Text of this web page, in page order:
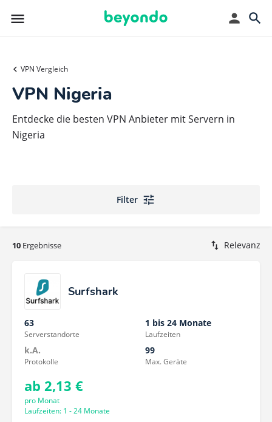
VPN Vergleich
VPN Nigeria
Entdecke die besten VPN Anbieter mit Servern in
Nigeria
Filter
10 Ergebnisse Relevanz
Surfshark
63
Serverstandorte
1 bis 24 Monate
Laufzeiten
k.A.
Protokolle
99
Max. Geräte
ab 2,13 €
pro Monat
Laufzeiten: 1 - 24 Monate